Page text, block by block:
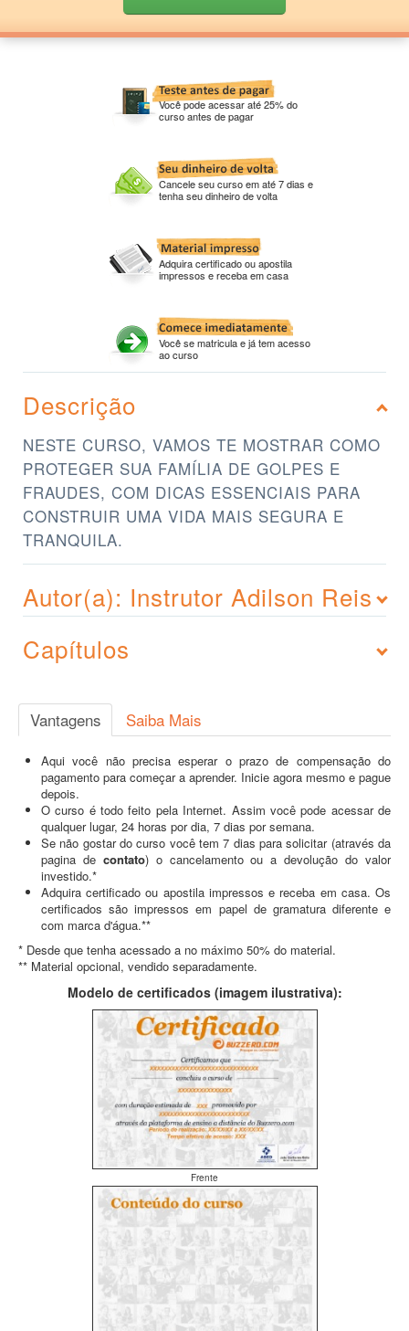
Você pode acessar até 25% do
curso antes de pagar
Cancele seu curso em até 7 dias e
tenha seu dinheiro de volta
Adquira certificado ou apostila
impressos e receba em casa
Você se matricula e já tem acesso
ao curso
Descrição
NESTE CURSO, VAMOS TE MOSTRAR COMO
PROTEGER SUA FAMÍLIA DE GOLPES E
FRAUDES, COM DICAS ESSENCIAIS PARA
CONSTRUIR UMA VIDA MAIS SEGURA E
TRANQUILA.
Autor(a): Instrutor Adilson Reis
Capítulos
Vantagens Saiba Mais
Aqui você não precisa esperar o prazo de compensação do
pagamento para começar a aprender. Inicie agora mesmo e pague
depois.
O curso é todo feito pela Internet. Assim você pode acessar de
qualquer lugar, 24 horas por dia, 7 dias por semana.
Se não gostar do curso você tem 7 dias para solicitar (através da
pagina de contato) o cancelamento ou a devolução do valor
investido.*
Adquira certificado ou apostila impressos e receba em casa. Os
certificados são impressos em papel de gramatura diferente e
com marca d'água.**
* Desde que tenha acessado a no máximo 50% do material.
** Material opcional, vendido separadamente.
Modelo de certificados (imagem ilustrativa):
Frente